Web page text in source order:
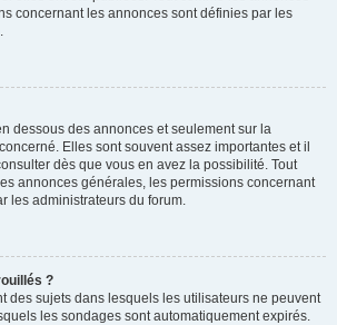
concernant les annonces sont définies par les
dessous des annonces et seulement sur la
Elles sont souvent assez importantes et il
dès que vous en avez la possibilité. Tout
annonces générales, les permissions concernant
les administrateurs du forum.
?
des sujets dans lesquels les utilisateurs ne peuvent
les sondages sont automatiquement expirés.